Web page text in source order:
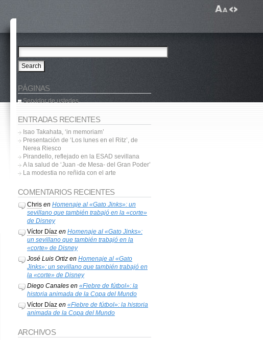
PÁGINAS
Servidor de ustedes
ENTRADAS RECIENTES
Isao Takahata, ‘in memoriam’
Presentación de ‘Los lunes en el Ritz’, de
Nerea Riesco
Pirandello, reflejado en la ESAD sevillana
A la salud de ‘Juan -de Mesa- del Gran Poder’
La modestia no reñida con el arte
COMENTARIOS RECIENTES
Chrisen Homenaje al «Gato Jinks»: un
sevillano que también trabajó en la «corte»
de Disney
Víctor Díazen Homenaje al «Gato Jinks»:
un sevillano que también trabajó en la
«corte» de Disney
José Luis Ortizen Homenaje al «Gato
Jinks»: un sevillano que también trabajó en
la «corte» de Disney
Diego Canalesen «Fiebre de fútbol»: la
historia animada de la Copa del Mundo
Víctor Díazen «Fiebre de fútbol»: la historia
animada de la Copa del Mundo
ARCHIVOS